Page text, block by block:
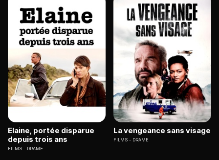
Elaine, portée disparue
depuis trois ans
FILMS DRAME
La vengeance sans visage
FILMS DRAME